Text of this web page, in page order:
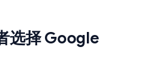
选择 Google